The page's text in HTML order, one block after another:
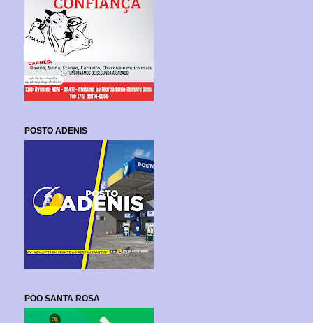
POSTO ADENIS
POO SANTA ROSA